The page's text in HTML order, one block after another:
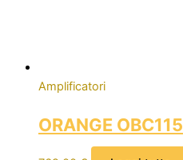
Amplificatori
ORANGE OBC115